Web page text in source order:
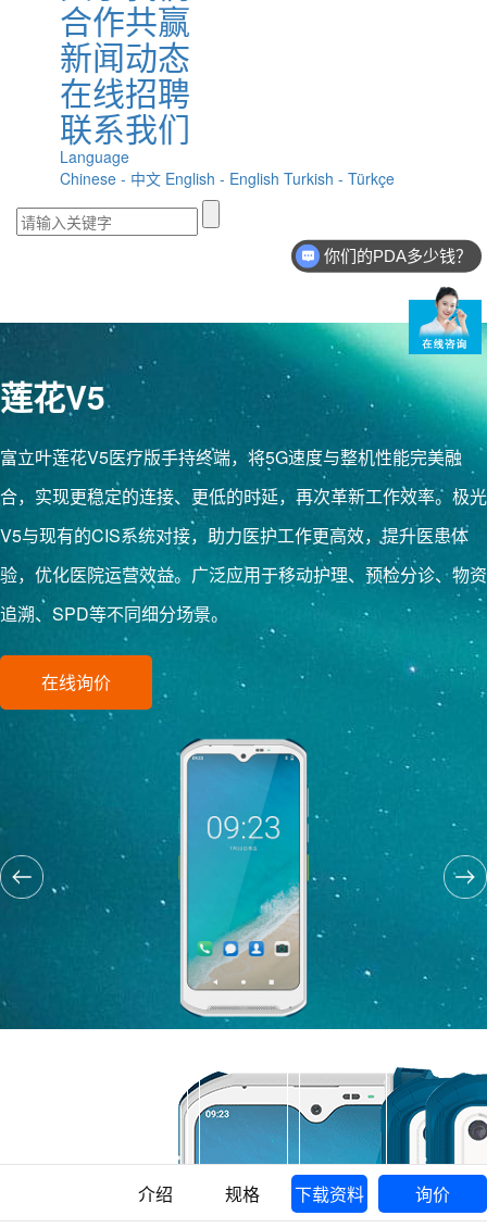
合作共赢
新闻动态
在线招聘
联系我们
Language
Chinese - 中文 English - English Turkish - Türkçe
莲花V5
富立叶莲花V5医疗版手持终端，将5G速度与整机性能完美融
合，实现更稳定的连接、更低的时延，再次革新工作效率。极光
V5与现有的CIS系统对接，助力医护工作更高效，提升医患体
验，优化医院运营效益。广泛应用于移动护理、预检分诊、物资
追溯、SPD等不同细分场景。
在线询价
介绍 规格 下载资料 询价
你们的PDA多少钱？